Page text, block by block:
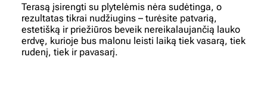
Terasą įsirengti su plytelėmis nėra sudėtinga, o
rezultatas tikrai nudžiugins – turėsite patvarią,
estetišką ir priežiūros beveik nereikalaujančią lauko
erdvę, kurioje bus malonu leisti laiką tiek vasarą, tiek
rudenį, tiek ir pavasarį.